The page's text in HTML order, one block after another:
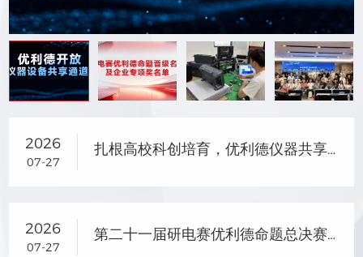
2026
07-27
扎根高校科创培育，优利德仪器共享助力研电赛成果转化
2026
07-27
第二十一届研电赛优利德命题总决赛晋级名单及企业专项奖名单公示